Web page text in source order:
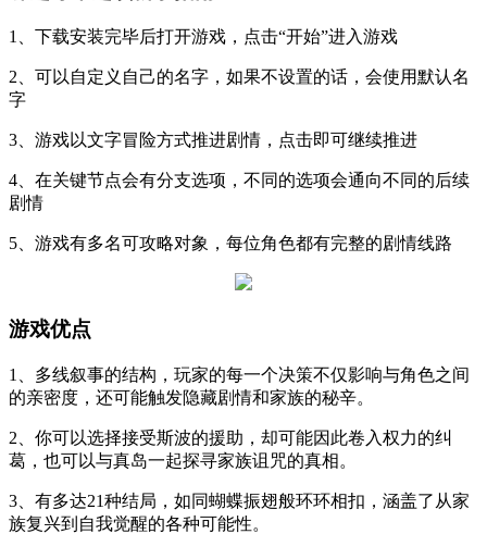
1、下载安装完毕后打开游戏，点击“开始”进入游戏
2、可以自定义自己的名字，如果不设置的话，会使用默认名
字
3、游戏以文字冒险方式推进剧情，点击即可继续推进
4、在关键节点会有分支选项，不同的选项会通向不同的后续
剧情
5、游戏有多名可攻略对象，每位角色都有完整的剧情线路
游戏优点
1、多线叙事的结构，玩家的每一个决策不仅影响与角色之间
的亲密度，还可能触发隐藏剧情和家族的秘辛。
2、你可以选择接受斯波的援助，却可能因此卷入权力的纠
葛，也可以与真岛一起探寻家族诅咒的真相。
3、有多达21种结局，如同蝴蝶振翅般环环相扣，涵盖了从家
族复兴到自我觉醒的各种可能性。